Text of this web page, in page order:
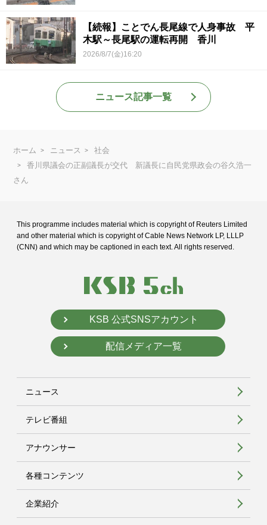
【続報】ことでん長尾線で人身事故 平
木駅～長尾駅の運転再開 香川
2026/8/7(金)16:20
ニュース記事一覧
ホーム ニュース
社会
香川県議会の正副議長が交代 新議長に自民党県政会の谷久浩一
さん
This programme includes material which is copyright of Reuters Limited
and other material which is copyright of Cable News Network LP, LLLP
(CNN) and which may be captioned in each text. All rights reserved.
KSB 公式SNSアカウント
配信メディア一覧
ニュース
テレビ番組
アナウンサー
各種コンテンツ
企業紹介